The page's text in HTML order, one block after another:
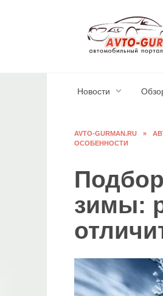
Новости
AVTO-GURMAN.RU »
ОСОБЕННОСТИ
зимы: